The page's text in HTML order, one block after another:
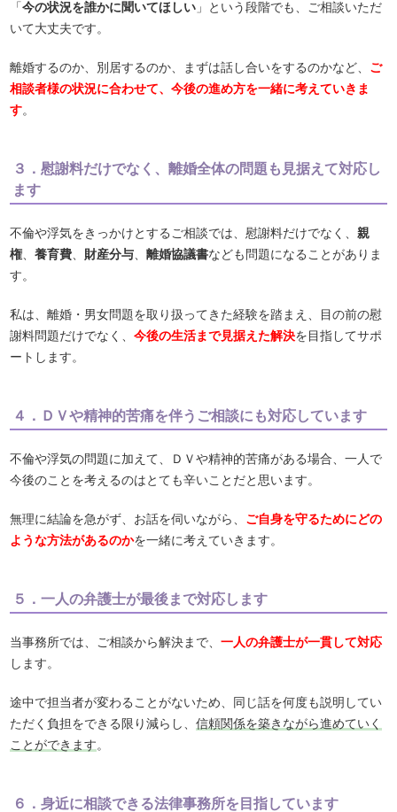
「今の状況を誰かに聞いてほしい 」という段階でも、ご相談いただ
いて大丈夫です。
離婚するのか、別居するのか、まずは話し合いをするのかなど、 ご
相談者様の状況に合わせて、今後の進め方を一緒に考えていきま
す。
３．慰謝料だけでなく、離婚全体の問題も見据えて対応し
ます
不倫や浮気をきっかけとするご相談では、慰謝料だけでなく、親
権 、養育費 財産分与 、離婚協議書なども問題になることがありま
す。
私は、離婚・男女問題を取り扱ってきた経験を踏まえ、目の前の慰
謝料問題だけでなく、今後の生活まで見据えた解決を目指してサポ
ートします。
４．ＤＶや精神的苦痛を伴うご相談にも対応しています
不倫や浮気の問題に加えて、ＤＶや精神的苦痛がある場合、一人で
今後のことを考えるのはとても辛いことだと思います。
無理に結論を急がず、お話を伺いながら、 ご自身を守るためにどの
ような方法があるのかを一緒に考えていきます。
５．一人の弁護士が最後まで対応します
当事務所では、ご相談から解決まで、一人の弁護士が一貫して対応
します。
途中で担当者が変わることがないため、同じ話を何度も説明してい
ただく負担をできる限り減らし、信頼関係を築きながら進めていく
ことができます。
６．身近に相談できる法律事務所を目指しています